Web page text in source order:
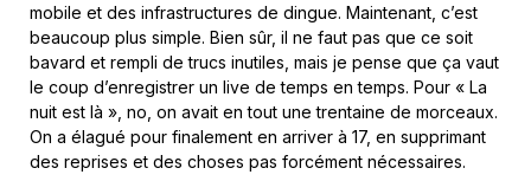
mobile et des infrastructures de dingue. Maintenant, c’est
beaucoup plus simple. Bien sûr, il ne faut pas que ce soit
bavard et rempli de trucs inutiles, mais je pense que ça vaut
le coup d’enregistrer un live de temps en temps. Pour « La
nuit est là », no, on avait en tout une trentaine de morceaux.
On a élagué pour finalement en arriver à 17, en supprimant
des reprises et des choses pas forcément nécessaires.